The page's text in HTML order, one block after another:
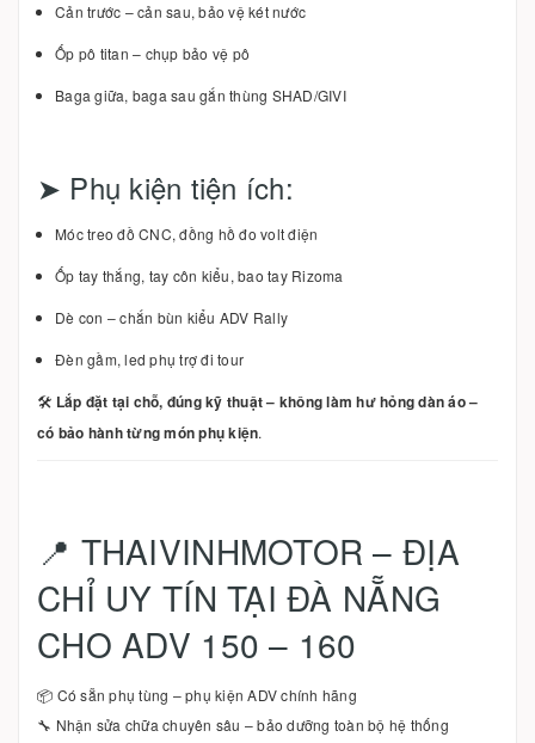
Cản trước – cản sau, bảo vệ két nước
Ốp pô titan – chụp bảo vệ pô
Baga giữa, baga sau gắn thùng SHAD/GIVI
➤ Phụ kiện tiện ích:
Móc treo đồ CNC, đồng hồ đo volt điện
Ốp tay thắng, tay côn kiểu, bao tay Rizoma
Dè con – chắn bùn kiểu ADV Rally
Đèn gầm, led phụ trợ đi tour
🛠 Lắp đặt tại chỗ, đúng kỹ thuật – không làm hư hỏng dàn áo –
có bảo hành từng món phụ kiện.
📍 THAIVINHMOTOR – ĐỊA
CHỈ UY TÍN TẠI ĐÀ NẴNG
CHO ADV 150 – 160
📦 Có sẵn phụ tùng – phụ kiện ADV chính hãng
🔧 Nhận sửa chữa chuyên sâu – bảo dưỡng toàn bộ hệ thống